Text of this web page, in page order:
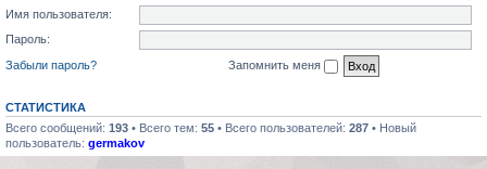
Имя пользователя:
Пароль:
Забыли пароль?
Запомнить меня
СТАТИСТИКА
Всего сообщений: 193 • Всего тем: 55 • Всего пользователей: 287 • Новый
пользователь: germakov